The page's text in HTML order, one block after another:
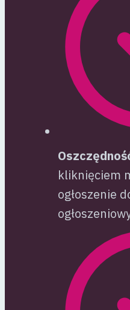
kliknięciem
ogłoszenie